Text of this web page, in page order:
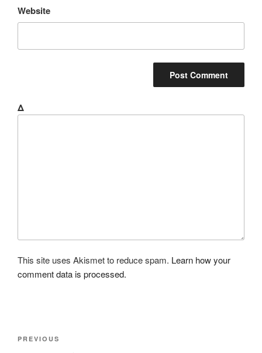
Website
Δ
This site uses Akismet to reduce spam. Learn how your
comment data is processed.
P
P
PREVIOUS